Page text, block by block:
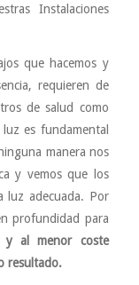
Instalaciones
que hacemos y
requieren de
de salud como
es fundamental
manera nos
y vemos que los
luz adecuada. Por
profundidad para
y al menor coste
resultado.